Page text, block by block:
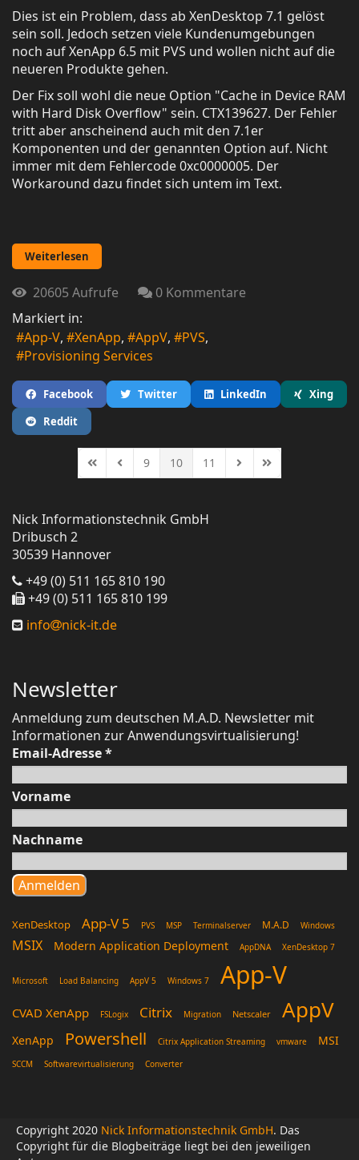
Dies ist ein Problem, dass ab XenDesktop 7.1 gelöst
sein soll. Jedoch setzen viele Kundenumgebungen
noch auf XenApp 6.5 mit PVS und wollen nicht auf die
neueren Produkte gehen.
Der Fix soll wohl die neue Option "Cache in Device RAM
with Hard Disk Overflow" sein. CTX139627. Der Fehler
tritt aber anscheinend auch mit den 7.1er
Komponenten und der genannten Option auf. Nicht
immer mit dem Fehlercode 0xc0000005. Der
Workaround dazu findet sich untem im Text.
Weiterlesen
20605 Aufrufe
0 Kommentare
Markiert in:
App-V
XenApp AppV
PVS
Provisioning Services
Facebook Twitter LinkedIn
Xing
Reddit
First PagePrevious Page
9 10 11 Next PageLast Page
Nick Informationstechnik GmbH
Dribusch 2
30539 Hannover
+49 (0) 511 165 810 190
+49 (0) 511 165 810 199
info
nick-it.de
Newsletter
Anmeldung zum deutschen M.A.D. Newsletter mit
Informationen zur Anwendungsvirtualisierung!
Email-Adresse*
Vorname
Nachname
XenDesktop App-V 5 PVS MSP Terminalserver M.A.D Windows
MSIX Modern Application Deployment AppDNA XenDesktop 7
Microsoft Load Balancing AppV 5 Windows 7 App-V
CVAD XenApp FSLogix Citrix Migration Netscaler AppV
XenApp Powershell Citrix Application Streaming vmware MSI
SCCM Softwarevirtualisierung Converter
Copyright 2020 Nick Informationstechnik GmbH. Das
Copyright für die Blogbeiträge liegt bei den jeweiligen